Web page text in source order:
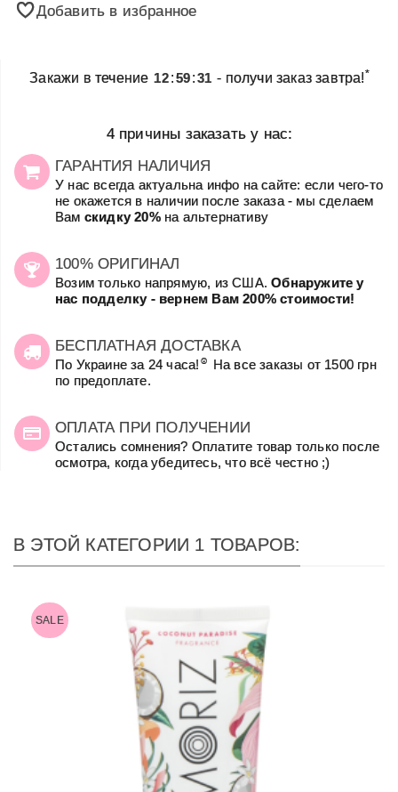
Добавить в избранное
Закажи в течение 12:59:31 - получи заказ завтра!*
4 причины заказать у нас:
ГАРАНТИЯ НАЛИЧИЯ
У нас всегда актуальна инфо на сайте: если чего-то
не окажется в наличии после заказа - мы сделаем
Вам скидку 20%на альтернативу
100% ОРИГИНАЛ
Возим только напрямую, из США.Обнаружите у
нас подделку - вернем Вам 200% стоимости!
БЕСПЛАТНАЯ ДОСТАВКА
По Украине за 24 часа! ☺
На все заказы от 1500 грн
по предоплате.
ОПЛАТА ПРИ ПОЛУЧЕНИИ
Остались сомнения? Оплатите товар только после
осмотра, когда убедитесь, что всё честно ;)
В ЭТОЙ КАТЕГОРИИ 1 ТОВАРОВ:
SALE